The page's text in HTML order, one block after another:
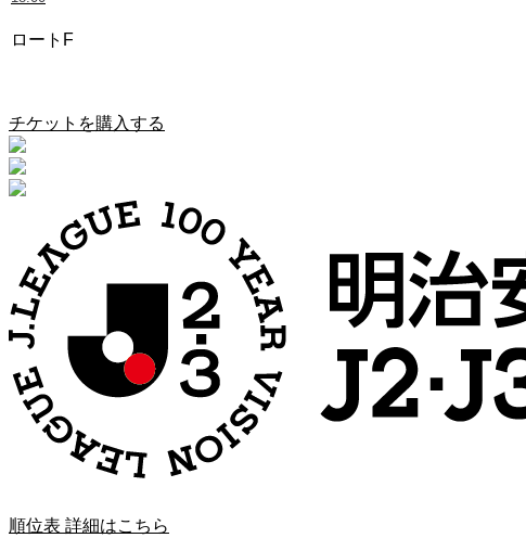
ロートF
チケットを購入する
順位表 詳細はこちら